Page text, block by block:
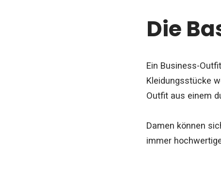
Die
Ein Business-
Kleidungsstücke
Outfit aus einem
Damen können
immer